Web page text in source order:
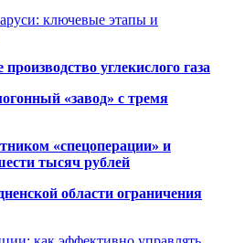
ключевые этапы и
углекислого газа
«завод» с тремя
«спецоперации» и
тысяч рублей
области ограничения